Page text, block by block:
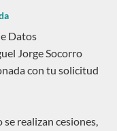
Datos
Jorge Socorro
con tu solicitud
realizan cesiones,